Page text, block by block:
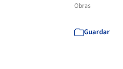
Obras
Guardar